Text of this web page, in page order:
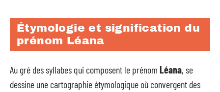
Étymologie et signification du
prénom Léana
Au gré des syllabes qui composent le prénom Léana, se
dessine une cartographie étymologique où convergent des